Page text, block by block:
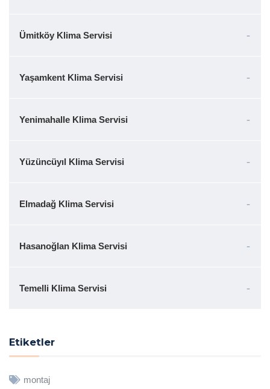
Ümitköy Klima Servisi
Yaşamkent Klima Servisi
Yenimahalle Klima Servisi
Yüzüncüyıl Klima Servisi
Elmadağ Klima Servisi
Hasanoğlan Klima Servisi
Temelli Klima Servisi
Etiketler
montaj